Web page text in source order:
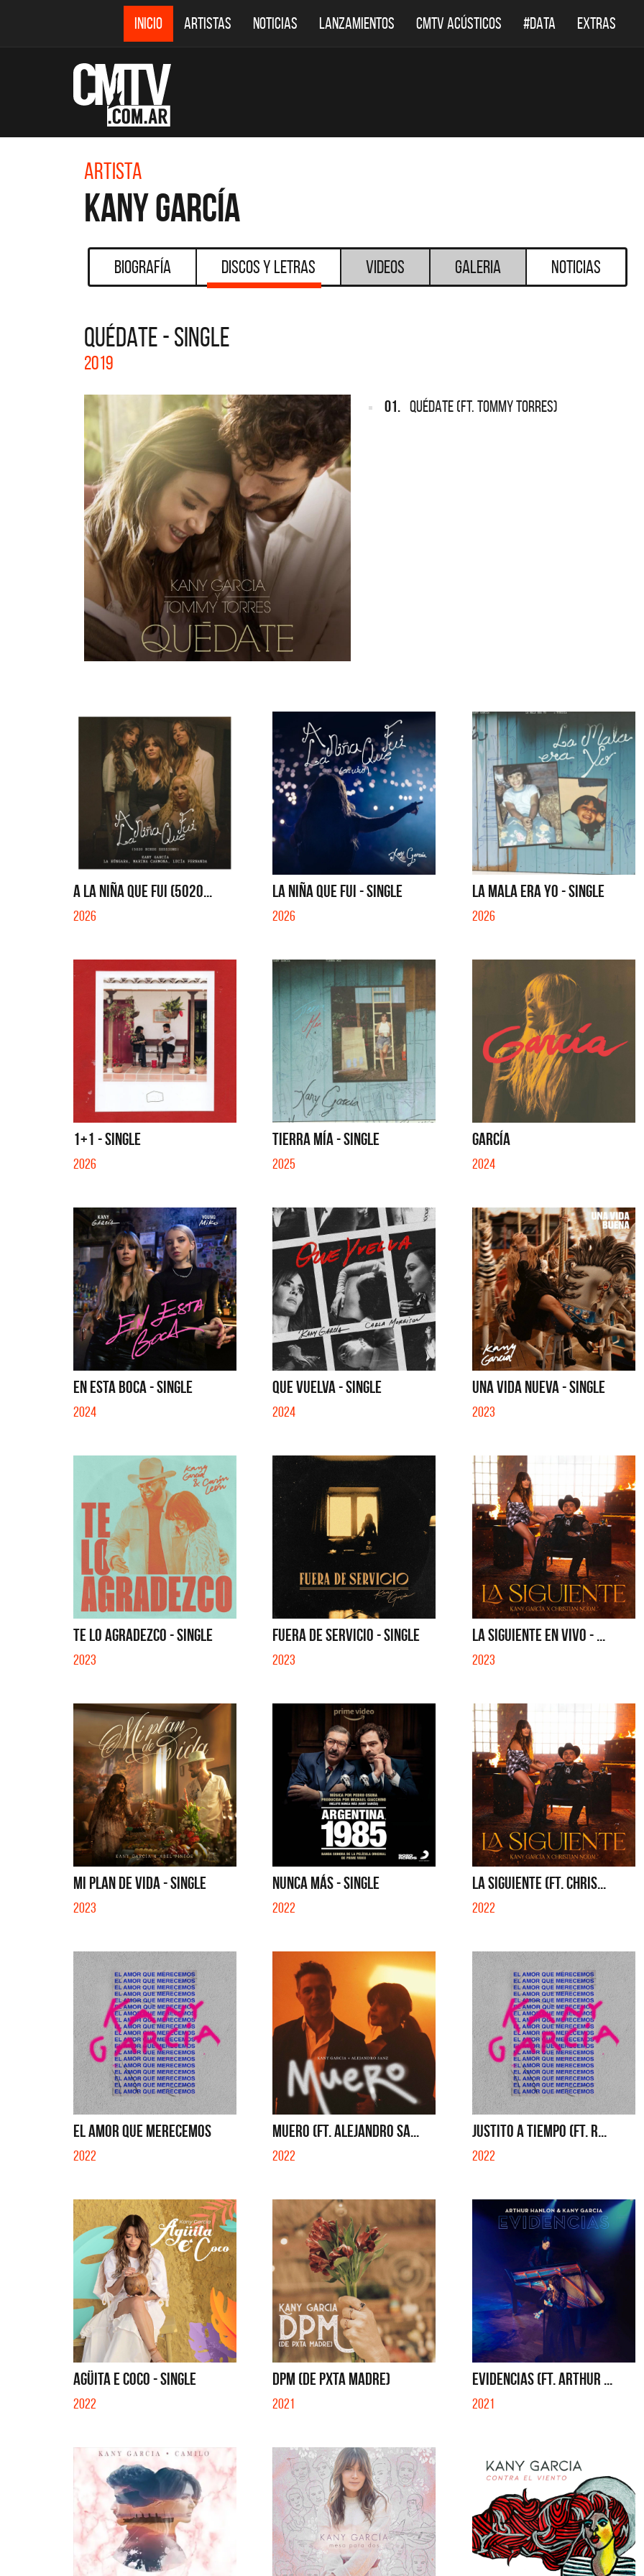
INICIO ARTISTAS NOTICIAS LANZAMIENTOS CMTV ACÚSTICOS #DATA EXTRAS
Artista
Kany García
Biografía Discos y Letras Videos Galeria Noticias
QUÉDATE - SINGLE
2019
01. QUÉDATE (FT. TOMMY TORRES)
A LA NIÑA QUE FUI (5020...
2026
LA NIÑA QUE FUI - SINGLE
2026
LA MALA ERA YO - SINGLE
2026
1+1 - SINGLE
2026
TIERRA MÍA - SINGLE
2025
GARCÍA
2024
EN ESTA BOCA - SINGLE
2024
QUE VUELVA - SINGLE
2024
UNA VIDA NUEVA - SINGLE
2023
TE LO AGRADEZCO - SINGLE
2023
FUERA DE SERVICIO - SINGLE
2023
LA SIGUIENTE EN VIVO - ...
2023
MI PLAN DE VIDA - SINGLE
2023
NUNCA MÁS - SINGLE
2022
LA SIGUIENTE (FT. CHRIS...
2022
EL AMOR QUE MERECEMOS
2022
MUERO (FT. ALEJANDRO SA...
2022
JUSTITO A TIEMPO (FT. R...
2022
AGÜITA E COCO - SINGLE
2022
DPM (DE PXTA MADRE)
2021
EVIDENCIAS (FT. ARTHUR ...
2021
DESTACADOS DESTACADOS
La Muela y Sus Amigos
QUE NO SE MUELA LA MUELA - SINGLE
La Joaqui
TE VI - SINGLE